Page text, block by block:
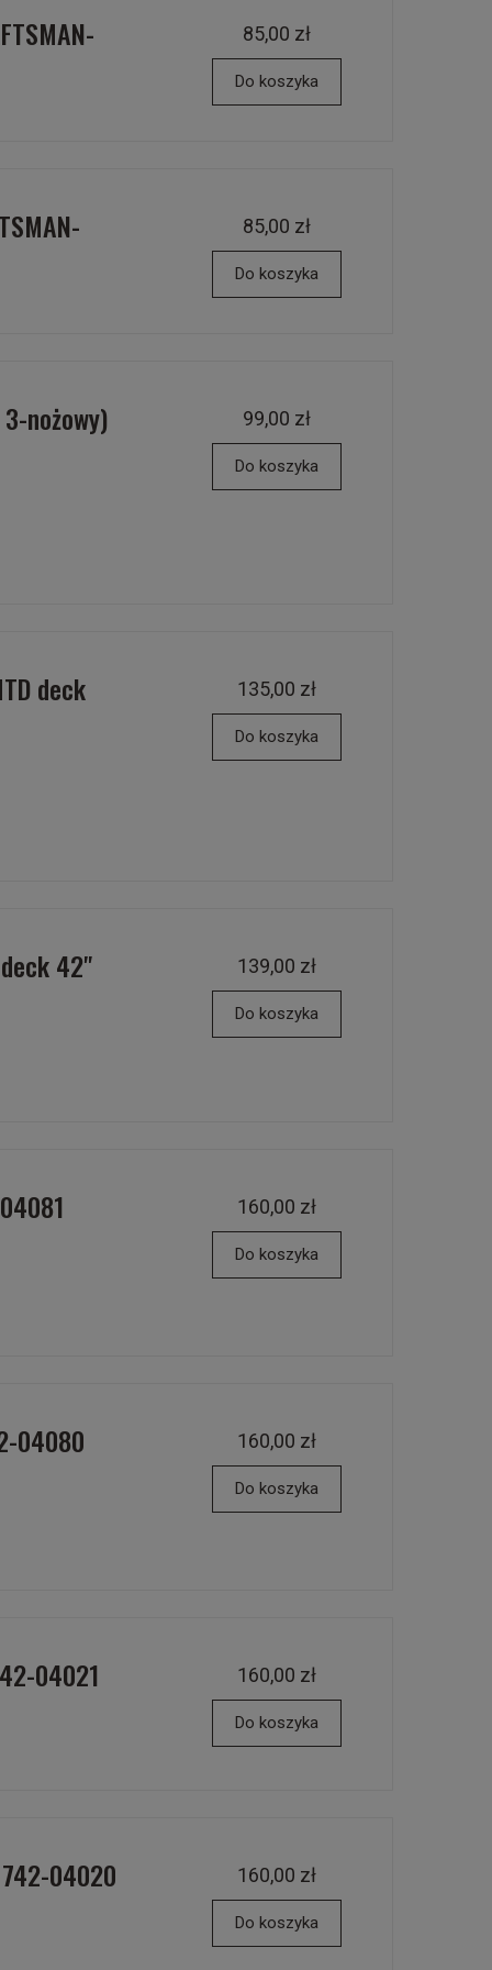
85,00 zł
Do koszyka
85,00 zł
Do koszyka
nożowy) 99,00 zł
Do koszyka
deck
135,00 zł
Do koszyka
42" 139,00 zł
Do koszyka
160,00 zł
Do koszyka
04080 160,00 zł
Do koszyka
04021 160,00 zł
Do koszyka
04020 160,00 zł
Do koszyka